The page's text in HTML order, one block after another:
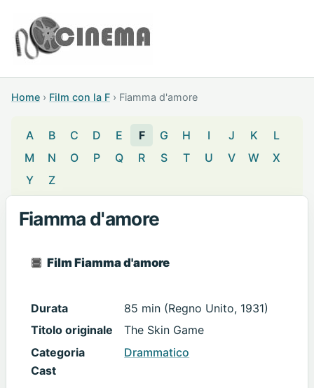
Home › Film con la F › Fiamma d'amore
A B C D E F G H I J K
L
M
N O P Q R S T U V W
X
Y
Z
Fiamma d'amore
Film Fiamma d'amore
Durata
85 min (Regno Unito, 1931)
Titolo originale
The Skin Game
Categoria
Drammatico
Cast